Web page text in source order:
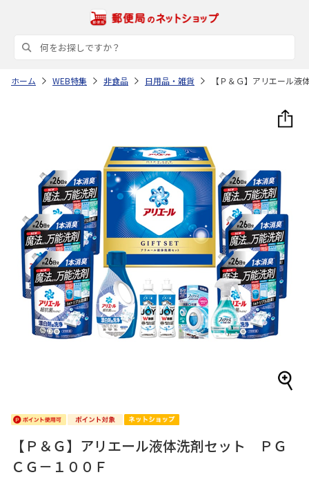
ホーム WEB特集 非食品 日用品・雑貨 【Ｐ＆Ｇ】アリエール
【Ｐ＆Ｇ】アリエール液体洗剤セット ＰＧ
ＣＧ－１００Ｆ